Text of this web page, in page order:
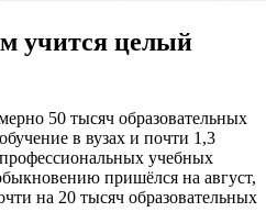
учится целый
50 тысяч образовательных
в вузах и почти 1,3
учебных
пришёлся на август,
на 20 тысяч образовательных